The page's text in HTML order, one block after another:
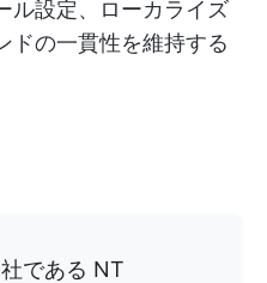
ル設定、ローカライズ
ドの一貫性を維持する
である NT